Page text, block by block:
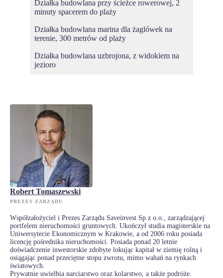
Działka budowlana przy ścieżce rowerowej, 2
minuty spacerem do plaży
Działka budowlana marina dla żaglówek na
terenie, 300 metrów od plaży
Działka budowlana uzbrojona, z widokiem na
jezioro
Robert Tomaszewski
PREZES ZARZĄDU
Współzałożyciel i Prezes Zarządu Saveinvest Sp z o.o., zarządzającej
portfelem nieruchomości gruntowych. Ukończył studia magisterskie na
Uniwersytecie Ekonomicznym w Krakowie, a od 2006 roku posiada
licencję pośrednika nieruchomości. Posiada ponad 20 letnie
doświadczenie inwestorskie zdobyte lokując kapitał w ziemię rolną i
osiągając ponad przeciętne stopu zwrotu, mimo wahań na rynkach
światowych.
Prywatnie uwielbia narciarstwo oraz kolarstwo, a także podróże.